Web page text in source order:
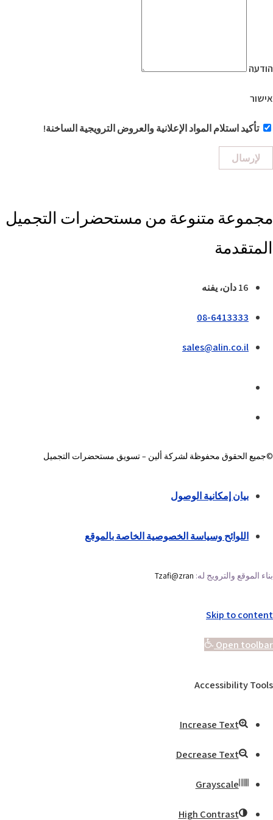
הודעה
אישור
تأكيد استلام المواد الإعلانية والعروض الترويجية الساخنة!
لإرسال
مجموعة متنوعة من مستحضرات التجميل
المتقدمة
16 دان، يفنه
08-6413333
sales@alin.co.il
©جميع الحقوق محفوظة لشركة ألين – تسويق مستحضرات التجميل
بيان إمكانية الوصول
اللوائح وسياسة الخصوصية الخاصة بالموقع
بناء الموقع والترويج له: Tzafi@zran
Skip to content
Open toolbar
Accessibility Tools
Increase Text
Decrease Text
Grayscale
High Contrast